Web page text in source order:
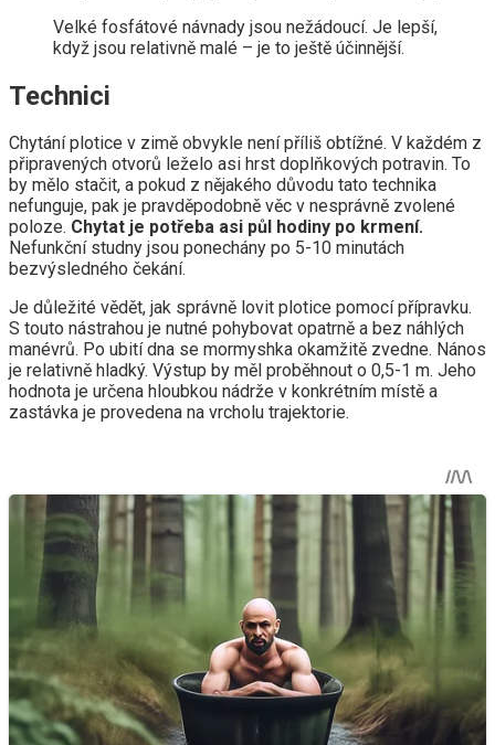
Velké fosfátové návnady jsou nežádoucí. Je lepší,
když jsou relativně malé – je to ještě účinnější.
Technici
Chytání plotice v zimě obvykle není příliš obtížné. V každém z
připravených otvorů leželo asi hrst doplňkových potravin. To
by mělo stačit, a pokud z nějakého důvodu tato technika
nefunguje, pak je pravděpodobně věc v nesprávně zvolené
poloze. Chytat je potřeba asi půl hodiny po krmení.
Nefunkční studny jsou ponechány po 5-10 minutách
bezvýsledného čekání.
Je důležité vědět, jak správně lovit plotice pomocí přípravku.
S touto nástrahou je nutné pohybovat opatrně a bez náhlých
manévrů. Po ubití dna se mormyshka okamžitě zvedne. Nános
je relativně hladký. Výstup by měl proběhnout o 0,5-1 m. Jeho
hodnota je určena hloubkou nádrže v konkrétním místě a
zastávka je provedena na vrcholu trajektorie.